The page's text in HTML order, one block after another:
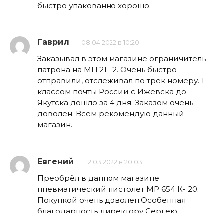
быстро упакованно хорошо.
Гаврил 08.04.2022 в 10:20
Заказывал в этом магазине ограничитель
патрона на МЦ 21-12. Очень быстро
отправили, отслеживал по трек номеру. 1
классом почты России с Ижевска до
Якутска дошло за 4 дня. Заказом очень
доволен. Всем рекомендую данный
магазин.
Евгений 12.03.2022 в 20:03
Преобрёл в данном магазине
пневматический пистолет МР 654 К- 20.
Покупкой очень доволен.Особенная
благодарность директору Сергею